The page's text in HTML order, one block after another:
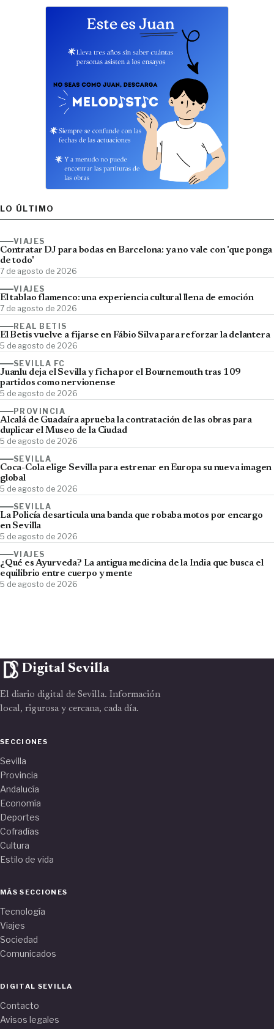
LO ÚLTIMO
VIAJES
Contratar DJ para bodas en Barcelona: ya no vale con 'que ponga
de todo'
7 de agosto de 2026
VIAJES
El tablao flamenco: una experiencia cultural llena de emoción
7 de agosto de 2026
REAL BETIS
El Betis vuelve a fijarse en Fábio Silva para reforzar la delantera
5 de agosto de 2026
SEVILLA FC
Juanlu deja el Sevilla y ficha por el Bournemouth tras 109
partidos como nervionense
5 de agosto de 2026
PROVINCIA
Alcalá de Guadaíra aprueba la contratación de las obras para
duplicar el Museo de la Ciudad
5 de agosto de 2026
SEVILLA
Coca-Cola elige Sevilla para estrenar en Europa su nueva imagen
global
5 de agosto de 2026
SEVILLA
La Policía desarticula una banda que robaba motos por encargo
en Sevilla
5 de agosto de 2026
VIAJES
¿Qué es Ayurveda? La antigua medicina de la India que busca el
equilibrio entre cuerpo y mente
5 de agosto de 2026
Digital Sevilla
El diario digital de Sevilla. Información
local, rigurosa y cercana, cada día.
SECCIONES
Sevilla
Provincia
Andalucía
Economía
Deportes
Cofradías
Cultura
Estilo de vida
MÁS SECCIONES
Tecnología
Viajes
Sociedad
Comunicados
DIGITAL SEVILLA
Contacto
Avisos legales